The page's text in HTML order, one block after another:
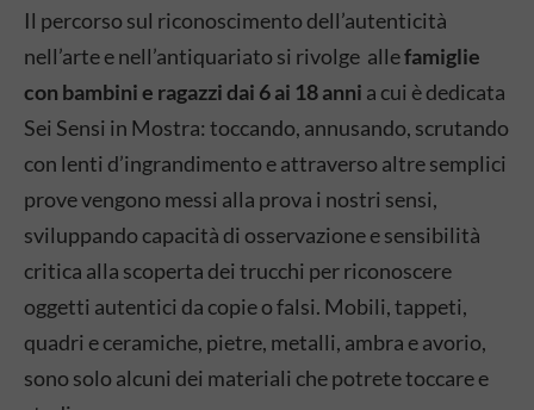
Il percorso sul riconoscimento dell’autenticità
nell’arte e nell’antiquariato si rivolge allefamiglie
con bambini e ragazzi dai 6 ai 18 anni a cui è dedicata
Sei Sensi in Mostra: toccando, annusando, scrutando
con lenti d’ingrandimento e attraverso altre semplici
prove vengono messi alla prova i nostri sensi,
sviluppando capacità di osservazione e sensibilità
critica alla scoperta dei trucchi per riconoscere
oggetti autentici da copie o falsi. Mobili, tappeti,
quadri e ceramiche, pietre, metalli, ambra e avorio,
sono solo alcuni dei materiali che potrete toccare e